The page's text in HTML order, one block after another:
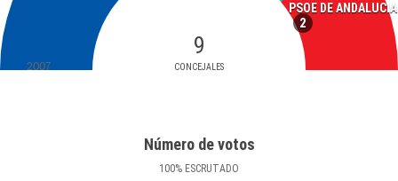
PSOE DE ANDALUCIA
2
9
CONCEJALES
2007
Número de votos
100% ESCRUTADO